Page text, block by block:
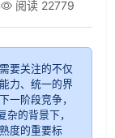
阅读 22779
要关注的不仅
力、统一的界
一阶段竞争，
杂的背景下，
度的重要标